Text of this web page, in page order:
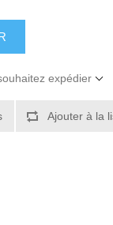
expédier